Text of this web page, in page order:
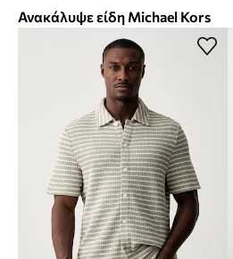
Ανακάλυψε είδη Michael Kors